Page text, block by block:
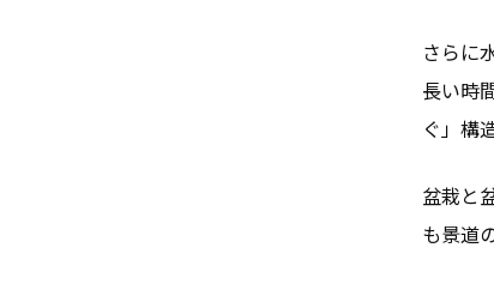
さらに
長い時
ぐ」構
盆栽と
も景道